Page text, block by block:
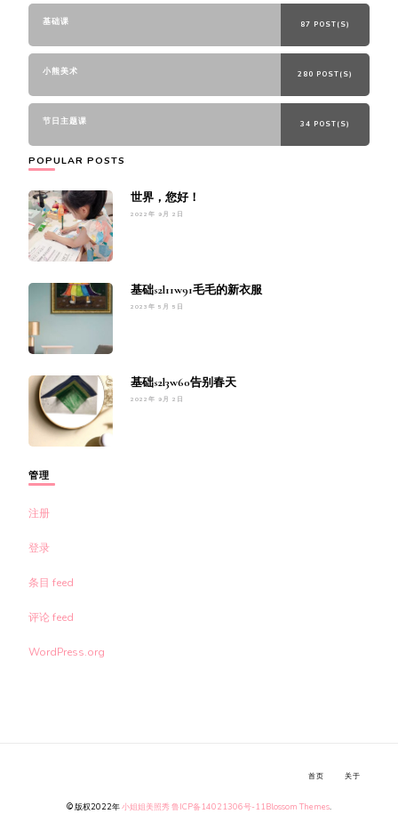
基础课 87 POST(S)
小熊美术 280 POST(S)
节日主题课 34 POST(S)
POPULAR POSTS
世界，您好！
2022年 9月 2日
基础s2l11w91毛毛的新衣服
2023年 5月 5日
基础s2l3w60告别春天
2022年 9月 2日
管理
注册
登录
条目 feed
评论 feed
WordPress.org
© 版权2022年小姐姐美照秀鲁ICP备14021306号-11 Blossom Themes.
首页 关于